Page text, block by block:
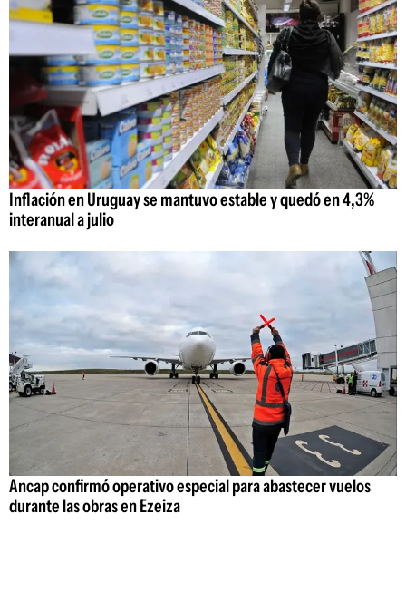
Inflación en Uruguay se mantuvo estable y quedó en 4,3%
interanual a julio
Ancap confirmó operativo especial para abastecer vuelos
durante las obras en Ezeiza